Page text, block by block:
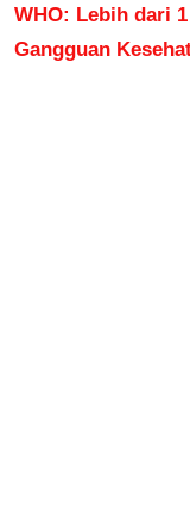
WHO: Lebih dari
Gangguan